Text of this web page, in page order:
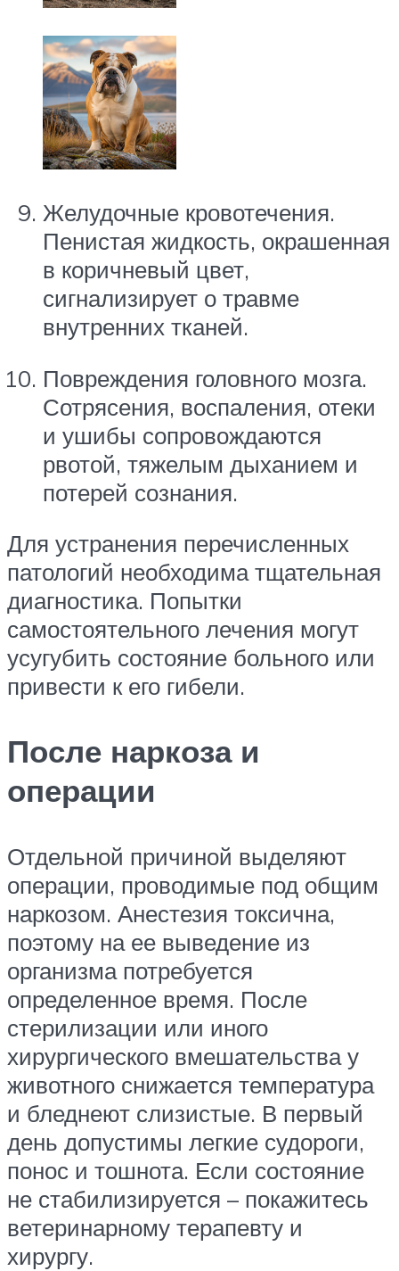
Желудочные кровотечения.
Пенистая жидкость, окрашенная
в коричневый цвет,
сигнализирует о травме
внутренних тканей.
Повреждения головного мозга.
Сотрясения, воспаления, отеки
и ушибы сопровождаются
рвотой, тяжелым дыханием и
потерей сознания.
Для устранения перечисленных
патологий необходима тщательная
диагностика. Попытки
самостоятельного лечения могут
усугубить состояние больного или
привести к его гибели.
После наркоза и
операции
Отдельной причиной выделяют
операции, проводимые под общим
наркозом. Анестезия токсична,
поэтому на ее выведение из
организма потребуется
определенное время. После
стерилизации или иного
хирургического вмешательства у
животного снижается температура
и бледнеют слизистые. В первый
день допустимы легкие судороги,
понос и тошнота. Если состояние
не стабилизируется – покажитесь
ветеринарному терапевту и
хирургу.